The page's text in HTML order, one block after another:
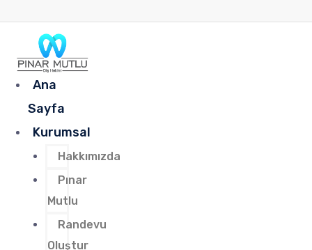
Ana
Sayfa
Kurumsal
Hakkımızda
Pınar
Mutlu
Randevu
Oluştur